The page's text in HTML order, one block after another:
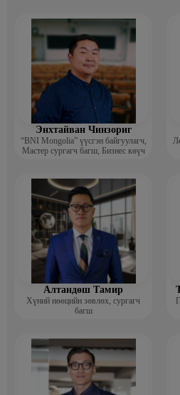
Энхтайван Чинзориг
“BNI Mongolia” үүсгэн байгуулагч,
Мастер сургагч багш, Бизнес көүч
Алтандөш Тамир
Хүний нөөцийн зөвлөх, сургагч
багш